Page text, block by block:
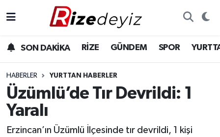
SON DAKİKA RİZE GÜNDEM SPOR
HABERLER YURTTAN HABERLER
Üzümlü’de Tır Devrildi: 1
Yaralı
Erzincan’ın Üzümlü İlçesinde tır devrildi, 1 kişi
Gündem
Yurttan Haberler
Ekonomi
Rize Hava Durumu
Rize Trafik Yoğunluk Haritası
Süper Lig Puan Durumu ve Fikstür